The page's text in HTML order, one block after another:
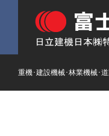
重機･建設機械･林業機械･